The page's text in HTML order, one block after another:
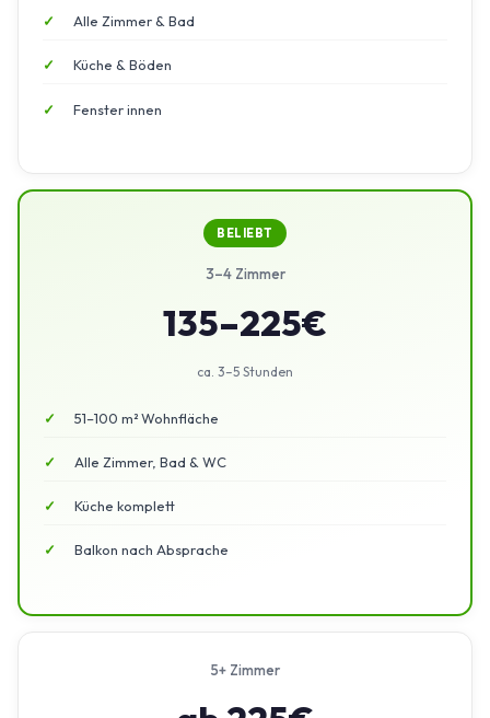
Alle Zimmer & Bad
Küche & Böden
Fenster innen
BELIEBT
3–4 Zimmer
135–225€
ca. 3–5 Stunden
51–100 m² Wohnfläche
Alle Zimmer, Bad & WC
Küche komplett
Balkon nach Absprache
5+ Zimmer